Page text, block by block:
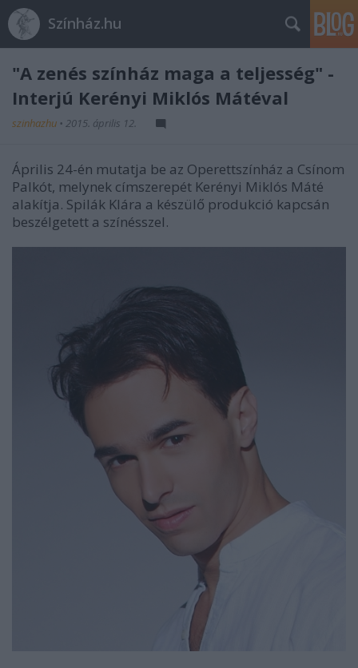
Színház.hu
"A zenés színház maga a teljesség" -
Interjú Kerényi Miklós Mátéval
szinhazhu • 2015. április 12.
Április 24-én mutatja be az Operettszínház a Csínom
Palkót, melynek címszerepét Kerényi Miklós Máté
alakítja. Spilák Klára a készülő produkció kapcsán
beszélgetett a színésszel.